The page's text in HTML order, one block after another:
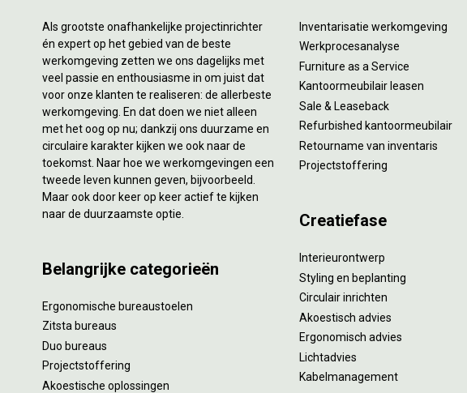
Als grootste onafhankelijke projectinrichter
én expert op het gebied van de beste
werkomgeving zetten we ons dagelijks met
veel passie en enthousiasme in om juist dat
voor onze klanten te realiseren: de allerbeste
werkomgeving. En dat doen we niet alleen
met het oog op nu; dankzij ons duurzame en
circulaire karakter kijken we ook naar de
toekomst. Naar hoe we werkomgevingen een
tweede leven kunnen geven, bijvoorbeeld.
Maar ook door keer op keer actief te kijken
naar de duurzaamste optie.
Belangrijke categorieën
Ergonomische bureaustoelen
Zitsta bureaus
Duo bureaus
Projectstoffering
Akoestische oplossingen
Inventarisatie werkomgeving
Werkprocesanalyse
Furniture as a Service
Kantoormeubilair leasen
Sale & Leaseback
Refurbished kantoormeubilair
Retourname van inventaris
Projectstoffering
Creatiefase
Interieurontwerp
Styling en beplanting
Circulair inrichten
Akoestisch advies
Ergonomisch advies
Lichtadvies
Kabelmanagement